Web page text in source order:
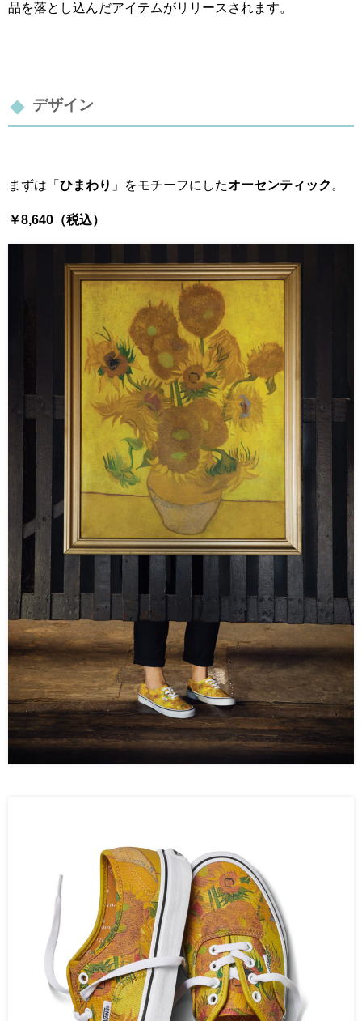
品を落とし込んだアイテムがリリースされます。
デザイン
まずは「 ひまわり 」をモチーフにしたオーセンティック
￥8,640（税込）